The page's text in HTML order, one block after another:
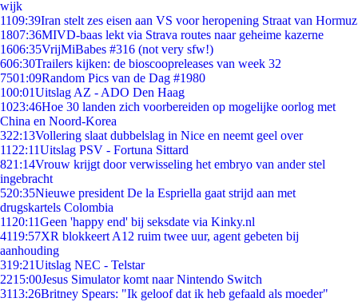
wijk
1109:39Iran stelt zes eisen aan VS voor heropening Straat van Hormuz
1807:36MIVD-baas lekt via Strava routes naar geheime kazerne
1606:35VrijMiBabes #316 (not very sfw!)
606:30Trailers kijken: de bioscoopreleases van week 32
7501:09Random Pics van de Dag #1980
100:01Uitslag AZ - ADO Den Haag
1023:46Hoe 30 landen zich voorbereiden op mogelijke oorlog met
China en Noord-Korea
322:13Vollering slaat dubbelslag in Nice en neemt geel over
11 22:11Uitslag PSV - Fortuna Sittard
821:14Vrouw krijgt door verwisseling het embryo van ander stel
ingebracht
520:35Nieuwe president De la Espriella gaat strijd aan met
drugskartels Colombia
11 20:11Geen 'happy end' bij seksdate via Kinky.nl
4119:57XR blokkeert A12 ruim twee uur, agent gebeten bij
aanhouding
319:21Uitslag NEC - Telstar
2215:00Jesus Simulator komt naar Nintendo Switch
3113:26Britney Spears: "Ik geloof dat ik heb gefaald als moeder"